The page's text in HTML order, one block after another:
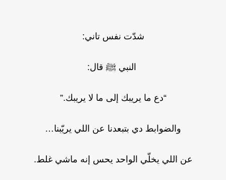
شدّت نفس تاني:
النبي ﷺ قال:
“دع ما يريبك إلى ما لا يريبك.”
والضوابط دي بتبعدنا عن اللي يريّبنا…
عن اللي يخلّي الواحد يحس إنه ماشي غلط.